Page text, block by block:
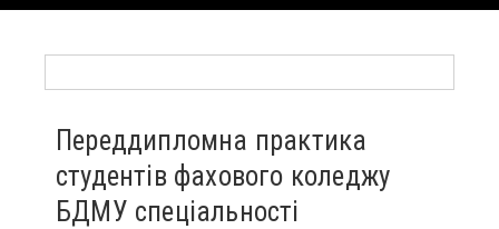
Переддипломна практика
студентів фахового коледжу
БДМУ спеціальності